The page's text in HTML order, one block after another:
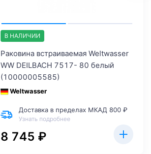
В НАЛИЧИИ
Раковина встраиваемая Weltwasser
WW DEILBACH 7517- 80 белый
(10000005585)
Weltwasser
Доставка в пределах МКАД 800 ₽
Узнать подробнее
8 745 ₽